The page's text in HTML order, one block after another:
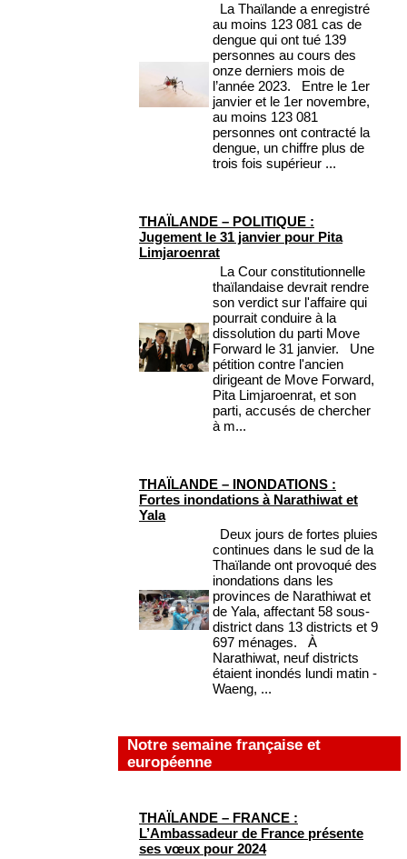
La Thaïlande a enregistré
au moins 123 081 cas de
dengue qui ont tué 139
personnes au cours des
onze derniers mois de
l’année 2023. Entre le 1er
janvier et le 1er novembre,
au moins 123 081
personnes ont contracté la
dengue, un chiffre plus de
trois fois supérieur ...
THAÏLANDE – POLITIQUE :
Jugement le 31 janvier pour Pita
Limjaroenrat
La Cour constitutionnelle
thaïlandaise devrait rendre
son verdict sur l'affaire qui
pourrait conduire à la
dissolution du parti Move
Forward le 31 janvier. Une
pétition contre l'ancien
dirigeant de Move Forward,
Pita Limjaroenrat, et son
parti, accusés de chercher
à m...
THAÏLANDE – INONDATIONS :
Fortes inondations à Narathiwat et
Yala
Deux jours de fortes pluies
continues dans le sud de la
Thaïlande ont provoqué des
inondations dans les
provinces de Narathiwat et
de Yala, affectant 58 sous-
district dans 13 districts et 9
697 ménages. À
Narathiwat, neuf districts
étaient inondés lundi matin -
Waeng, ...
Notre semaine française et
européenne
THAÏLANDE – FRANCE :
L’Ambassadeur de France présente
ses vœux pour 2024